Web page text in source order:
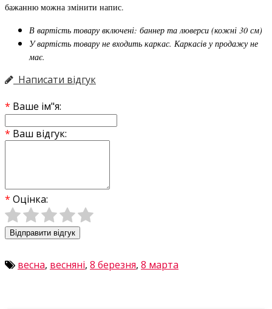
бажанню можна змінити напис.
В вартість товару включені: баннер та люверси (кожні 30 см)
У вартість товару не входить каркас. Каркасів у продажу не
має.
Написати відгук
Ваше ім"я:
Ваш відгук:
Оцінка:
Відправити відгук
весна, весняні, 8 березня, 8 марта